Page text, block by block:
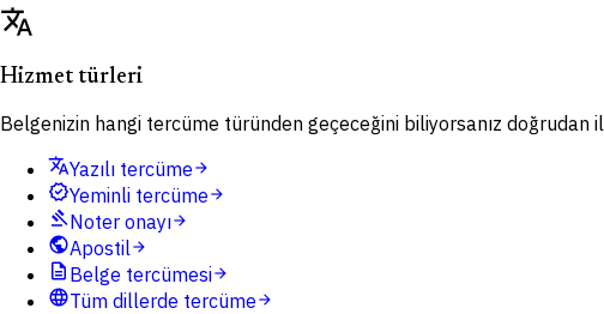
translate
Hizmet türleri
Belgenizin hangi tercüme türünden geçeceğini biliyorsanız doğrudan
translateYazılı tercümearrow_forward
verifiedYeminli tercümearrow_forward
gavelNoter onayıarrow_forward
publicApostilarrow_forward
description Belge tercümesiarrow_forward
languageTüm dillerde tercümearrow_forward